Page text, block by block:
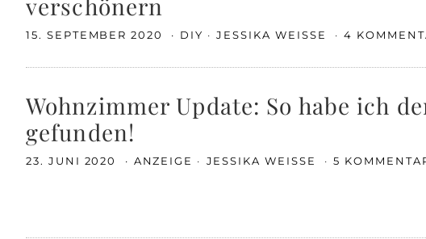
verschönern
15. SEPTEMBER 2020 DIY JESSIKA WEISSE 4
Wohnzimmer Update: So habe ich
gefunden!
23. JUNI 2020 ANZEIGE JESSIKA WEISSE 5